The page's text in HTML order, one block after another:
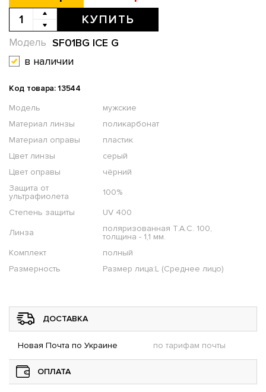
КУПИТЬ
SF01BG ICE G
Модель
в наличии
Код товара: 13544
Модель
мужские
Материал линзы
поликарбонат
Материал оправы
пластик
Цвет линзы
серый
Цвет оправы
чёрний
Защита от
ультрафиолета
100%
Степень защиты
UV 400
Линза
поляризованная T.A.C. 100,
толщина - 1,1 мм.
Комплект
полный
Размерность
Размер лица:L (Среднее лицо)
ДОСТАВКА
Новая Почта по Украине по тарифам почты
ОПЛАТА